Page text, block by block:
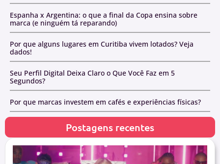
Espanha x Argentina: o que a final da Copa ensina sobre
marca (e ninguém tá reparando)
Por que alguns lugares em Curitiba vivem lotados? Veja
dados!
Seu Perfil Digital Deixa Claro o Que Você Faz em 5
Segundos?
Por que marcas investem em cafés e experiências físicas?
Postagens recentes